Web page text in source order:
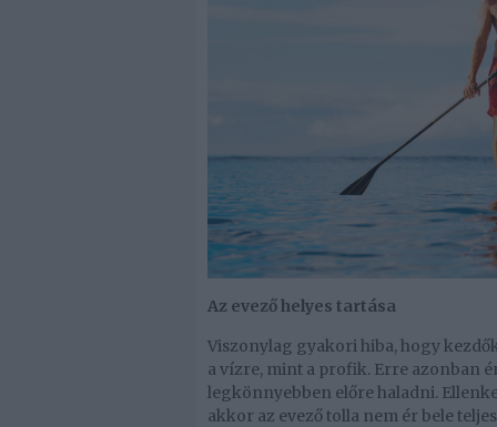
Az evező helyes tartása
Viszonylag gyakori hiba, hogy
a vízre, mint a profik. Erre azonban
legkönnyebben előre haladni.
akkor az evező tolla nem ér bele